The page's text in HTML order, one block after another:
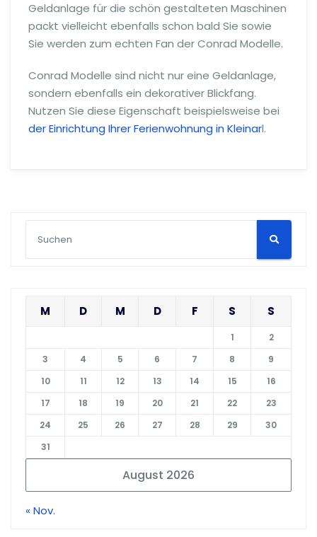
Geldanlage für die schön gestalteten Maschinen
packt vielleicht ebenfalls schon bald Sie sowie
Sie werden zum echten Fan der Conrad Modelle.
Conrad Modelle sind nicht nur eine Geldanlage,
sondern ebenfalls ein dekorativer Blickfang.
Nutzen Sie diese Eigenschaft beispielsweise bei
der Einrichtung Ihrer Ferienwohnung in Kleinarl.
August 2026
M D M D F S S
1
2
3
4 5 6 7 8
9
10
11 12 13 14 15
16
17
18 19 20 21 22
23
24
25 26 27 28 29
30
31
« Nov.